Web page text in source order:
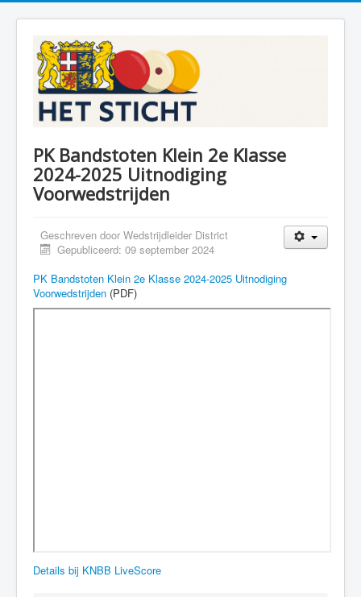
PK Bandstoten Klein 2e Klasse
2024-2025 Uitnodiging
Voorwedstrijden
Geschreven door Wedstrijdleider District
Gepubliceerd: 09 september 2024
PK Bandstoten Klein 2e Klasse 2024-2025 Uitnodiging
Voorwedstrijden (PDF)
Details bij KNBB LiveScore